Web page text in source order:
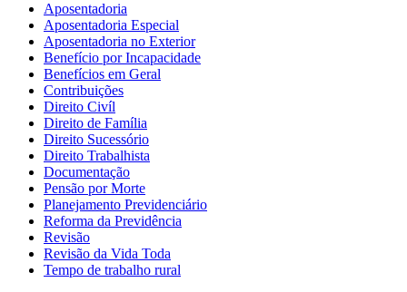
Aposentadoria
Aposentadoria Especial
Aposentadoria no Exterior
Benefício por Incapacidade
Benefícios em Geral
Contribuições
Direito Civíl
Direito de Família
Direito Sucessório
Direito Trabalhista
Documentação
Pensão por Morte
Planejamento Previdenciário
Reforma da Previdência
Revisão
Revisão da Vida Toda
Tempo de trabalho rural